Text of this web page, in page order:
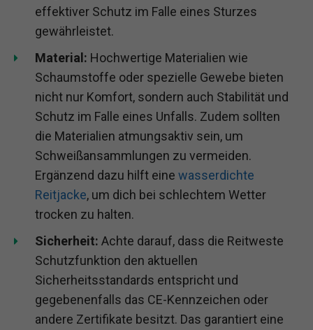
effektiver Schutz im Falle eines Sturzes
gewährleistet.
Material: Hochwertige Materialien wie
Schaumstoffe oder spezielle Gewebe bieten
nicht nur Komfort, sondern auch Stabilität und
Schutz im Falle eines Unfalls. Zudem sollten
die Materialien atmungsaktiv sein, um
Schweißansammlungen zu vermeiden.
Ergänzend dazu hilft eine wasserdichte
Reitjacke, um dich bei schlechtem Wetter
trocken zu halten.
Sicherheit: Achte darauf, dass die Reitweste
Schutzfunktion den aktuellen
Sicherheitsstandards entspricht und
gegebenenfalls das CE-Kennzeichen oder
andere Zertifikate besitzt. Das garantiert eine